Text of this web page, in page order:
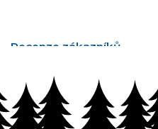
Recenze zákazníků